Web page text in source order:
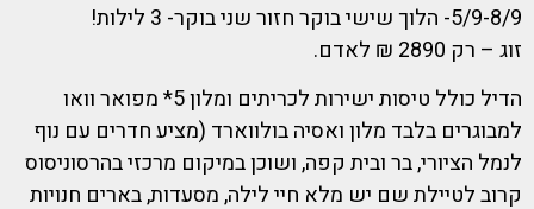
5/9-8/9- הלוך שישי בוקר חזור שני בוקר- 3 לילות!
זוג – רק 2890 ₪ לאדם.
הדיל כולל טיסות ישירות לכריתים ומלון 5* מפואר וואו
למבוגרים בלבד מלון ואסיה בולווארד (מציע חדרים עם נוף
לנמל הציורי, בר ובית קפה, ושוכן במיקום מרכזי בהרסוניסוס
קרוב לטיילת שם יש מלא חיי לילה, מסעדות, בארים חנויות